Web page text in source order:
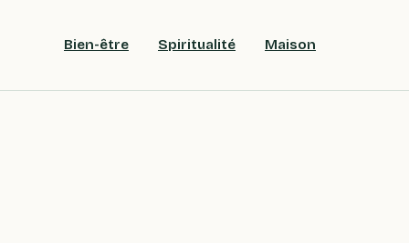
Bien-être Spiritualité Maison